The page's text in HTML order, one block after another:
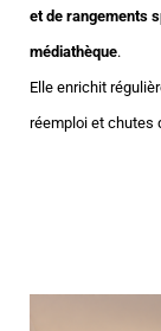
et de rangements
médiathèque.
Elle enrichit
réemploi et chutes